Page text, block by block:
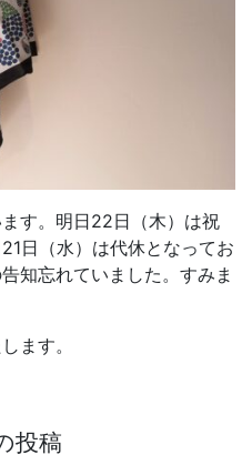
す。明日22日（木）は祝
日（水）は代休となってお
知忘れていました。すみま
ます。
投稿